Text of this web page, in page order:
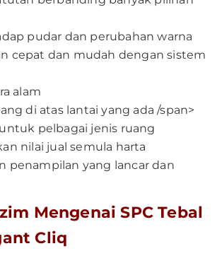
pudar dan perubahan warna
cepat dan mudah dengan sistem
alam
di atas lantai yang ada /span>
pelbagai jenis ruang
nilai jual semula harta
penampilan yang lancar dan
Mengenai SPC Tebal
Cliq